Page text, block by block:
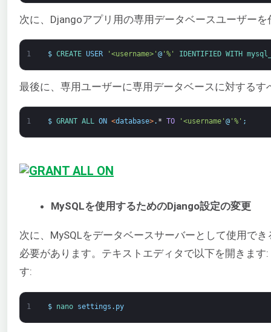
次に、Djangoアプリ用の専用データベースユーザーを
1 $ CREATE USER '<username>' @'%' IDENTIFIED WITH
最後に、専用ユーザーに専用データベースに対するす
1 $ GRANT ALL ON <database>. * TO '<username' @'%' ;
MySQLを使用するためのDjango設定の変更
次に、MySQLをデータベースサーバーとして使用で
必要があります。テキストエディタで以下を開きます:
す:
1 $ nano settings . py